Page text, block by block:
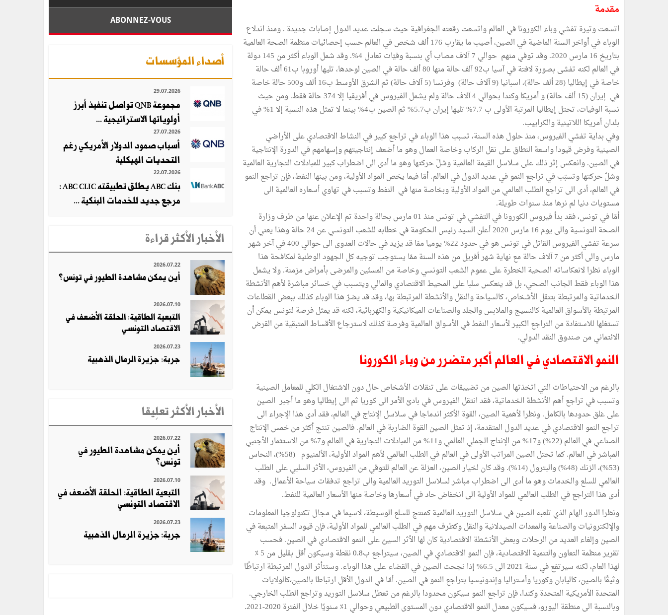
مقدمة
اتسعت وتيرة تفشي وباء الكورونا في العالم واتسعت رقعته الجغرافية حيث سجلت عديد الدول إصابات جديدة . ومنذ اندلاع
الوباء في أواخر السنة الماضية في الصين، أصيب ما يقارب 176 ألف شخص في العالم حسب إحصائيات منظمة الصحة العالمية
بتاريخ 16 مارس 2020. وقد توفي منهم حوالي 7 آلاف مصاب أي بنسبة وفيّات تعادل 4%. وقد شمل الوباء أكثر من 145 دولة
في العالم لكنه تفشى بصورة لافتة في آسيا ب92 آلف حالة منها 80 ألف حالة في الصين لوحدها، تليها أوروبا ب61 ألف حالة
خاصة في إيطاليا (28 ألف حالة)، اسبانيا (9 آلاف حالة) وفرنسا (5 آلاف حالة) ثم الشرق الأوسط ب16 ألف و500 حالة خاصة
في إيران (15 ألف حالة) و أمريكا وكندا بحوالي 4 آلاف حالة ولم يشمل الفيروس في أفريقيا إلا 374 حالة فقط. ومن حيث
نسبة الوفيات، تحتل إيطاليا المرتبة الأولى ب 7.7% تليها إيران ب5.7% ثم الصين ب4% بينما لا تمثل هذه النسبة إلا 1% في
بلدان أمريكا اللاتينية والكراييب.
وفي بداية تفشي الفيروس، منذ حلول هذه السنة، تسبب هذا الوباء في تراجع كبير في النشاط الاقتصادي على الأراضي
الصينية وفرض قيودا واسعة النطاق على نقل الركاب وخاصة العمال وهو ما أضعف إنتاجيتهم وإسهامهم في الدورة الإنتاجية
في الصين. وانعكس إثر ذلك على سلاسل القيمة العالمية وشلّ حركتها وهو ما أدى الى اضطراب كبير للمبادلات التجارية العالمية
وشلّ حركتها وتسبّب في تراجع النمو في عديد الدول في العالم. أمّا فيما يخص المواد الأولية، ومن بينها النفط، فإن تراجع النمو
في العالم، أدى الى تراجع الطلب العالمي من المواد الأولية وبخاصة منها في النفط وتسبب في تهاوي أسعاره العالمية الى
مستويات دنيا لم نرها منذ سنوات طويلة.
أمّا في تونس، فقد بدأ فيروس الكورونا في التفشي في تونس منذ 01 مارس بحالة واحدة تم الإعلان عنها من طرف وزارة
الصحة التونسية والى يوم 16 مارس 2020 أعلن السيد رئيس الحكومة في خطابه للشعب التونسي عن 24 حالة وهذا يعني أن
سرعة تفشي الفيروس القاتل في تونس هو في حدود 22% يوميا ممّا قد يزيد في حالات العدوى الى حوالي 400 في آخر شهر
مارس والى أكثر من 7 آلاف حالة مع نهاية شهر أفريل من هذه السنة ممّا يستوجب توجيه كل الجهود الوطنية لمكافحة هذا
الوباء نظرا لانعكاساته الصحية الخطرة على عموم الشعب التونسي وخاصة من المسنّين والمرضى بأمراض مزمنة. ولا يشمل
هذا الوباء فقط الجانب الصحي، بل قد ينعكس سلبا على المحيط الاقتصادي والمالي ويتسبب في خسائر مباشرة لأهم الأنشطة
الخدماتية والمرتبطة بتنقل الأشخاص، كالسياحة والنقل والأنشطة المرتبطة بها، وقد قد يضرّ هذا الوباء كذلك ببعض القطاعات
المرتبطة بالأسواق العالمية كالنسيج والملابس والجلد والصناعات الميكانيكية والكهربائية، لكنه قد يمثل فرصة لتونس يمكن أن
تستغلها للاستفادة من التراجع الكبير لأسعار النفط في الأسواق العالمية وفرصة كذلك لاسترجاع الأقساط المتبقية من القرض
الائتماني من صندوق النقد الدولي.
النمو الاقتصادي في العالم أكبر متضرر من وباء الكورونا
بالرغم من الاحتياطات التي اتخذتها الصين من تضييقات على تنقلات الأشخاص حال دون الاشتغال الكلي للمعامل الصينية
وتسبب في تراجع أهم الأنشطة الخدماتية، فقد انتقل الفيروس في بادئ الأمر الى كوريا ثم الى إيطاليا وهو ما أجبر الصين
على غلق حدودها بالكامل. ونظرا لأهمية الصين، القوة الأكثر اندماجا في سلاسل الإنتاج في العالم، فقد أدى هذا الإجراء الى
تراجع النمو الاقتصادي في عديد الدول المتقدمة، إذ تمثل الصين القوة الضاربة في العالم. فالصين تنتج أكثر من خمس الإنتاج
الصناعي في العالم (22%) و17% من الإنتاج الجملي العالمي و11% من المبادلات التجارية في العالم و7% من الاستثمار الأجنبي
المباشر في العالم. كما تحتل الصين المراتب الأولى في العالم في الطلب العالمي لأهم المواد الأولية، الألمنيوم (58%)، النحاس
(53%)، الزنك (48%) والبترول (14%). وقد كان لخيار الصين، العزلة عن العالم للتوقي من الفيروس، الأثر السلبي على الطلب
العالمي للسلع والخدمات وهو ما أدى الى اضطراب مباشر لسلاسل التوريد العالمية والى تراجع تدفقات سياحة الأعمال. وقد
أدى هذا التراجع في الطلب العالمي للمواد الأولية الى انخفاض حاد في أسعارها وخاصة منها الأسعار العالمية للنفط.
ونظرا الدور الهام الذي تلعبه الصين في سلاسل التوريد العالمية كمنتج للسلع الوسيطة، لاسيما في مجال تكنولوجيا المعلومات
والإلكترونيات والصناعة والمعدات الصيدلانية والنقل وكطرف مهم في الطلب العالمي للمواد الأولية، فإن قيود السفر المتبعة في
الصين وإلغاء العديد من الرحلات وبعض الأنشطة الاقتصادية كان لها الأثر السيئ على النمو الاقتصادي في الصين. فحسب
تقرير منظمة التعاون والتنمية الاقتصادية، فإن النمو الاقتصادي في الصين، سيتراجع ب0.8 نقطة وسيكون أقل بقليل من 5 ٪
لهذا العام، لكنه سيرتفع في سنة 2021 الى 6.5% إذا نجحت الصين في القضاء على هذا الوباء. وستتأثر الدول المرتبطة ارتباطًا
وثيقًا بالصين، كاليابان وكوريا وأستراليا وإندونيسيا بتراجع النمو في الصين. أمّا في الدول الأقل ارتباطا بالصين،كالولايات
المتحدة الأمريكية المتحدة وكندا، فإن تراجع النمو سيكون محدودا بالرغم من تعطل سلاسل التوريد وتراجع الطلب الخارجي.
وبالنسبة الى منطقة اليورو، فسيكون معدل النمو الاقتصادي دون المستوى الطبيعي وحوالي 1٪ سنويًا خلال الفترة 2020-2021.
ABONNEZ-VOUS
أصداء المؤسسات
29.07.2026
مجموعة QNB تواصل تنفيذ أبرز
أولوياتها الاستراتيجية ...
27.07.2026
أسباب صمود الدولار الأمريكي رغم
التحديات الهيكلية
22.07.2026
بنك ABC يطلق تطبيقته ABC CLIC :
مرجع جديد للخدمات البنكية ...
الأخبار الأكثر قراءة
2026.07.22
أين يمكن مشاهدة الطيور في تونس؟
2026.07.10
التبعية الطاقية: الحلقة الأضعف في
الاقتصاد التونسي
2026.07.23
جربة: جزيرة الرمال الذهبية
الأخبار الأكثر تعلِيقا
2026.07.22
أين يمكن مشاهدة الطيور في
تونس؟
2026.07.10
التبعية الطاقية: الحلقة الأضعف في
الاقتصاد التونسي
2026.07.23
جربة: جزيرة الرمال الذهبية